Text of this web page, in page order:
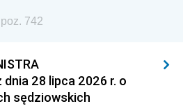
742
dnia 28 lipca 2026 r. o
sędziowskich